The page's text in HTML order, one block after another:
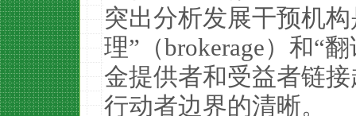
突出分析发展干预机
理”（brokerage）和“
金提供者和受益者链
行动者边界的清晰。